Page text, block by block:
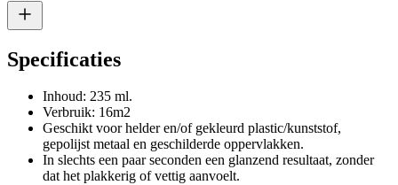
Specificaties
Inhoud: 235 ml.
Verbruik: 16m2
Geschikt voor helder en/of gekleurd plastic/kunststof,
gepolijst metaal en geschilderde oppervlakken.
In slechts een paar seconden een glanzend resultaat, zonder
dat het plakkerig of vettig aanvoelt.